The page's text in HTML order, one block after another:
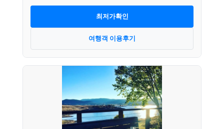
최저가확인
여행객 이용후기